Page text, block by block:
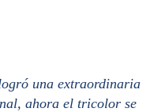
una extraordinaria
ahora el tricolor se